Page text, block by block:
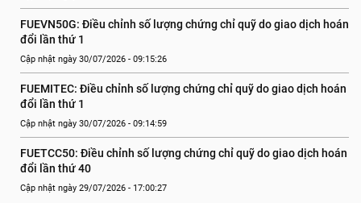
FUEVN50G: Điều chỉnh số lượng chứng chỉ quỹ do giao dịch hoán
đổi lần thứ 1
Cập nhật ngày 30/07/2026 - 09:15:26
FUEMITEC: Điều chỉnh số lượng chứng chỉ quỹ do giao dịch hoán
đổi lần thứ 1
Cập nhật ngày 30/07/2026 - 09:14:59
FUETCC50: Điều chỉnh số lượng chứng chỉ quỹ do giao dịch hoán
đổi lần thứ 40
Cập nhật ngày 29/07/2026 - 17:00:27